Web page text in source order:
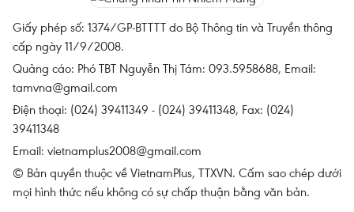
Giấy phép số: 1374/GP-BTTTT do Bộ Thông tin và Truyền thông
cấp ngày 11/9/2008.
Quảng cáo: Phó TBT Nguyễn Thị Tám: 093.5958688, Email:
tamvna@gmail.com
Điện thoại: (024) 39411349 - (024) 39411348, Fax: (024)
39411348
Email: vietnamplus2008@gmail.com
© Bản quyền thuộc về VietnamPlus, TTXVN. Cấm sao chép dưới
mọi hình thức nếu không có sự chấp thuận bằng văn bản.